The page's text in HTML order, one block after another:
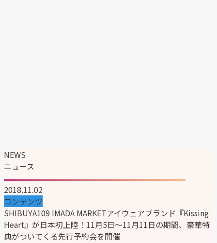
NEWS
ニュース
2018.11.02
コンテンツ
SHIBUYA109 IMADA MARKETアイウェアブランド『Kissing
Heart』が日本初上陸！11月5日～11月11日の期間、豪華特
典がついてくる先行予約会を開催